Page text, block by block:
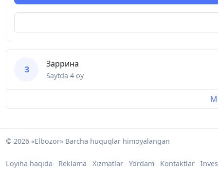
З
Заррина
Saytda 4 oy
© 2026 «Elbozor» Barcha huquqlar himoyalangan
Loyiha haqida Reklama Xizmatlar Yordam Kontaktlar